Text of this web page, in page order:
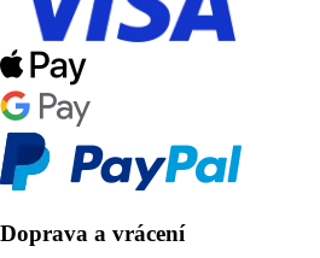
Doprava a vrácení